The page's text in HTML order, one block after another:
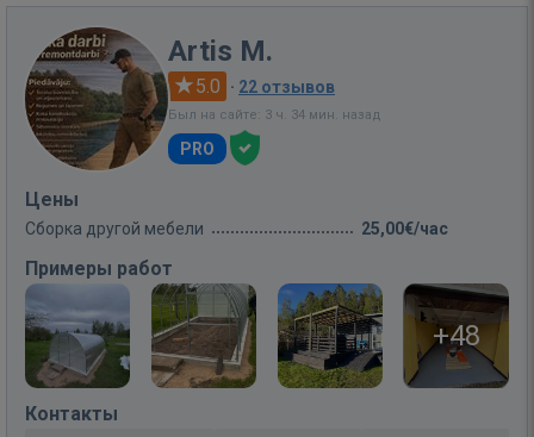
Artis M.
5.0 · 22 отзывов
Был на сайте: 3 ч. 34 мин. назад
PRO
Цены
Сборка другой мебели 25,00€/час
Примеры работ
+48
Контакты